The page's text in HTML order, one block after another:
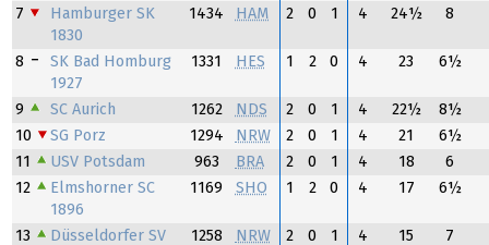
7
Hamburger SK
1830
1434 HAM 2 0 1 4 24½ 8
8
SK Bad Homburg
1927
1331 HES 1 2 0 4 23 6½
9 SC Aurich 1262 NDS 2 0 1 4 22½
8½
10
SG Porz 1294 NRW 2 0 1 4 21
6½
11
USV Potsdam 963 BRA 2 0 1 4 18
6
12
Elmshorner SC
1896
1169 SHO 1 2 0 4 17 6½
13
Düsseldorfer SV
1258 NRW 2 0 1 4 15 7